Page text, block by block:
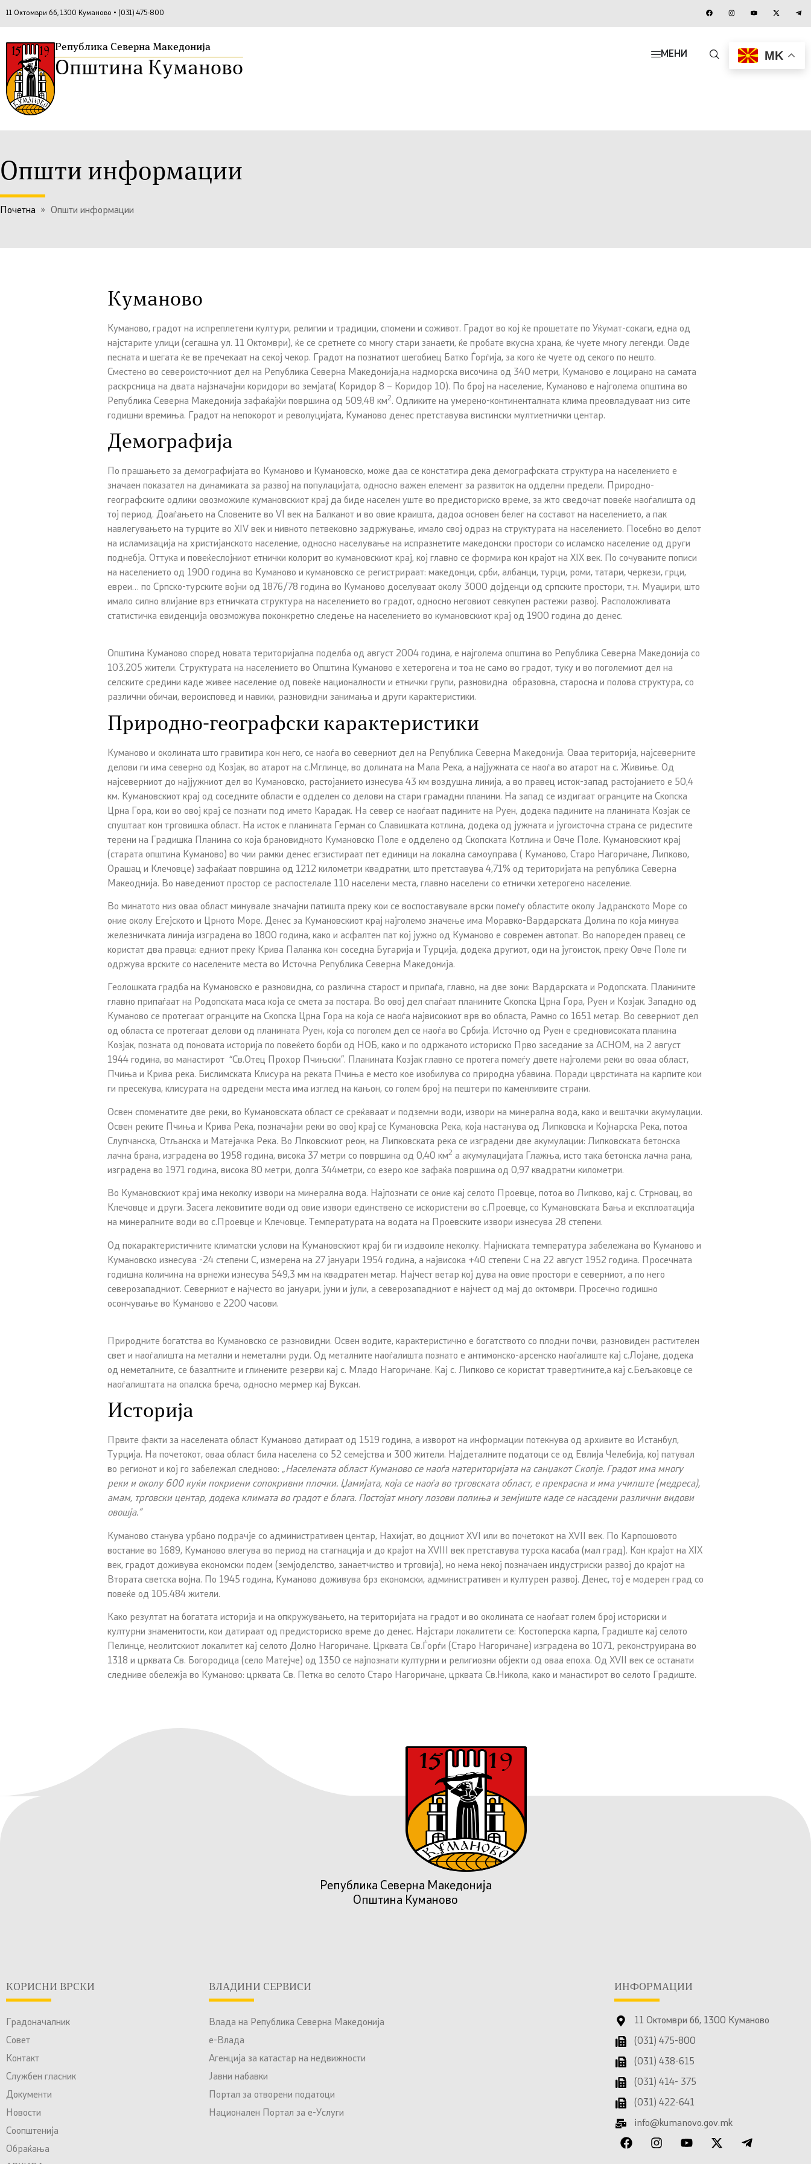
11 Октомври бб, 1300 Куманово • (031) 475-800
Република Северна Македонија
Општина Куманово
МЕНИ MK
Општи информации
Почетна » Општи информации
Куманово
Куманово, градот на испреплетени култури, религии и традиции, спомени и соживот. Градот во кој ќе прошетате по Уќумат-сокаги, една од
најстарите улици (сегашна ул. 11 Октомври), ќе се сретнете со многу стари занаети, ќе пробате вкусна храна, ќе чуете многу легенди. Овде
песната и шегата ќе ве пречекаат на секој чекор. Градот на познатиот шегобиец Батко Ѓорѓија, за кого ќе чуете од секого по нешто.
Сместено во североисточниот дел на Република Северна Македонија,на надморска височина од 340 метри, Куманово е лоцирано на самата
раскрсница на двата најзначајни коридори во земјата( Коридор 8 – Коридор 10). По број на население, Куманово е најголема општина во
Република Северна Македонија зафаќајќи површина од 509,48 км2. Одликите на умерено-континенталната клима преовладуваат низ сите
годишни времиња. Градот на непокорот и револуцијата, Куманово денес претставува вистински мултиетнички центар.
Демографија
По прашањето за демографијата во Куманово и Кумановско, може даа се констатира дека демографската структура на населението е
значаен показател на динамиката за развој на популацијата, односно важен елемент за развиток на одделни предели. Природно-
географските одлики овозможиле кумановскиот крај да биде населен уште во предисториско време, за жто сведочат повеќе наоѓалишта од
тој период. Доаѓањето на Словените во VI век на Балканот и во овие краишта, дадоа основен белег на составот на населението, а пак
навлегувањето на турците во XIV век и нивното петвековно задржување, имало свој одраз на структурата на населението. Посебно во делот
на исламизација на христијанското население, односно населување на испразнетите македонски простори со исламско население од други
поднебја. Оттука и повеќеслојниот етнички колорит во кумановскиот крај, кој главно се формира кон крајот на XIX век. По сочуваните пописи
на населението од 1900 година во Куманово и кумановско се регистрираат: македонци, срби, албанци, турци, роми, татари, черкези, грци,
евреи… по Српско-турските војни од 1876/78 година во Куманово доселуваат околу 3000 дојденци од српските простори, т.н. Муаџири, што
имало силно влијание врз етничката структура на населението во градот, односно неговиот севкупен растежи развој. Расположливата
статистичка евиденција овозможува поконкретно следење на населението во кумановскиот крај од 1900 година до денес.
Општина Куманово според новата територијална поделба од август 2004 година, е најголема општина во Република Северна Македонија со
103.205 жители. Структурата на населението во Општина Куманово е хетерогена и тоа не само во градот, туку и во поголемиот дел на
селските средини каде живее население од повеќе националности и етнички групи, разновидна образовна, старосна и полова структура, со
различни обичаи, вероисповед и навики, разновидни занимања и други карактеристики.
Природно-географски карактеристики
Куманово и околината што гравитира кон него, се наоѓа во северниот дел на Република Северна Македонија. Оваа територија, најсеверните
делови ги има северно од Козјак, во атарот на с.Мглинце, во долината на Мала Река, а најјужната се наоѓа во атарот на с. Живиње. Од
најсеверниот до најјужниот дел во Кумановско, растојанието изнесува 43 км воздушна линија, а во правец исток-запад растојанието е 50,4
км. Кумановскиот крај од соседните области е одделен со делови на стари грамадни планини. На запад се издигаат огранците на Скопска
Црна Гора, кои во овој крај се познати под името Карадак. На север се наоѓаат падините на Руен, додека падините на планината Козјак се
спуштаат кон трговишка област. На исток е планината Герман со Славишката котлина, додека од јужната и југоисточна страна се ридестите
терени на Градишка Планина со која брановидното Кумановско Поле е одделено од Скопската Котлина и Овче Поле. Кумановскиот крај
(старата општина Куманово) во чии рамки денес егзистираат пет единици на локална самоуправа ( Куманово, Старо Нагоричане, Липково,
Орашац и Клечовце) зафаќаат површина од 1212 километри квадратни, што претставува 4,71% од територијата на република Северна
Макеоднија. Во наведениот простор се распостелале 110 населени места, главно населени со етнички хетерогено население.
Во минатото низ оваа област минувале значајни патишта преку кои се воспоставувале врски помеѓу областите околу Јадранското Море со
оние околу Егејското и Црното Море. Денес за Кумановскиот крај најголемо значење има Моравко-Вардарската Долина по која минува
железничката линија изградена во 1800 година, како и асфалтен пат кој јужно од Куманово е современ автопат. Во напореден правец се
користат два правца: едниот преку Крива Паланка кон соседна Бугарија и Турција, додека другиот, оди на југоисток, преку Овче Поле ги
одржува врските со населените места во Источна Република Северна Македонија.
Геолошката градба на Кумановско е разновидна, со различна старост и припаѓа, главно, на две зони: Вардарската и Родопската. Планините
главно припаѓаат на Родопската маса која се смета за постара. Во овој дел спаѓаат планините Скопска Црна Гора, Руен и Козјак. Западно од
Куманово се протегаат огранците на Скопска Црна Гора на која се наоѓа највисокиот врв во областа, Рамно со 1651 метар. Во северниот дел
од областа се протегаат делови од планината Руен, која со поголем дел се наоѓа во Србија. Источно од Руен е средновисоката планина
Козјак, позната од поновата историја по повеќето борби од НОБ, како и по одржаното историско Прво заседание за АСНОМ, на 2 август
1944 година, во манастирот “Св.Отец Прохор Пчињски”. Планината Козјак главно се протега помеѓу двете најголеми реки во оваа област,
Пчиња и Крива река. Бислимската Клисура на реката Пчиња е место кое изобилува со природна убавина. Поради цврстината на карпите кои
ги пресекува, клисурата на одредени места има изглед на кањон, со голем број на пештери по каменливите страни.
Освен споменатите две реки, во Кумановската област се среќаваат и подземни води, извори на минерална вода, како и вештачки акумулации.
Освен реките Пчиња и Крива Река, позначајни реки во овој крај се Кумановска Река, која настанува од Липковска и Којнарска Река, потоа
Слупчанска, Отљанска и Матејачка Река. Во Лпковскиот реон, на Липковската река се изградени две акумулации: Липковската бетонска
лачна брана, изградена во 1958 година, висока 37 метри со површина од 0,40 км2 а акумулацијата Глажња, исто така бетонска лачна рана,
изградена во 1971 година, висока 80 метри, долга 344метри, со езеро кое зафаќа површина од 0,97 квадратни километри.
Во Кумановскиот крај има неколку извори на минерална вода. Најпознати се оние кај селото Проевце, потоа во Липково, кај с. Стрновац, во
Клечовце и други. Засега лековитите води од овие извори единствено се искористени во с.Проевце, со Кумановската Бања и експлоатација
на минералните води во с.Проевце и Клечовце. Температурата на водата на Проевските извори изнесува 28 степени.
Од покарактеристичните климатски услови на Кумановскиот крај би ги издвоиле неколку. Најниската температура забележана во Куманово и
Кумановско изнесува -24 степени С, измерена на 27 јануари 1954 година, а највисока +40 степени С на 22 август 1952 година. Просечната
годишна количина на врнежи изнесува 549,3 мм на квадратен метар. Најчест ветар кој дува на овие простори е северниот, а по него
северозападниот. Северниот е најчесто во јануари, јуни и јули, а северозападниот е најчест од мај до октомври. Просечно годишно
осончување во Куманово е 2200 часови.
Природните богатства во Кумановско се разновидни. Освен водите, карактеристично е богатството со плодни почви, разновиден растителен
свет и наоѓалишта на метални и неметални руди. Од металните наоѓалишта познато е антимонско-арсенско наоѓалиште кај с.Лојане, додека
од неметалните, се базалтните и глинените резерви кај с. Младо Нагоричане. Кај с. Липково се користат травертините,а кај с.Бељаковце се
наоѓалиштата на опалска бреча, односно мермер кај Вуксан.
Историја
Првите факти за населената област Куманово датираат од 1519 година, а изворот на информации потекнува од архивите во Истанбул,
Турција. На почетокот, оваа област била населена со 52 семејства и 300 жители. Најдеталните податоци се од Евлија Челебија, кој патувал
во регионот и кој го забележал следново: „Населената област Куманово се наоѓа натериторијата на санџакот Скопје. Градот има многу
реки и околу 600 куќи покриени сопокривни плочки. Џамијата, која се наоѓа во трговската област, е прекрасна и има училште (медреса),
амам, трговски центар, додека климата во градот е блага. Постојат многу лозови полиња и земјиште каде се насадени различни видови
овошја.“
Куманово станува урбано подрачје со административен центар, Нахијат, во доцниот XVI или во почетокот на XVII век. По Карпошовото
востание во 1689, Куманово влегува во период на стагнација и до крајот на XVIII век претставува турска касаба (мал град). Кон крајот на XIX
век, градот доживува економски подем (земјоделство, занаетчиство и трговија), но нема некој позначаен индустриски развој до крајот на
Втората светска војна. По 1945 година, Куманово доживува брз економски, административен и културен развој. Денес, тој е модерен град со
повеќе од 105.484 жители.
Како резултат на богатата историја и на опкружувањето, на територијата на градот и во околината се наоѓаат голем број историски и
културни знаменитости, кои датираат од предисториско време до денес. Најстари локалитети се: Костоперска карпа, Градиште кај селото
Пелинце, неолитскиот локалитет кај селото Долно Нагоричане. Црквата Св.Ѓорѓи (Старо Нагоричане) изградена во 1071, реконструирана во
1318 и црквата Св. Богородица (село Матејче) од 1350 се најпознати културни и религиозни објекти од оваа епоха. Од XVII век се останати
следниве обележја во Куманово: црквата Св. Петка во селото Старо Нагоричане, црквата Св.Никола, како и манастирот во селото Градиште.
Република Северна Македонија
Општина Куманово
КОРИСНИ ВРСКИ
Градоначалник
Совет
Контакт
Службен гласник
Документи
Новости
Соопштенија
Обраќања
ВЛАДИНИ СЕРВИСИ
Влада на Република Северна Македонија
е-Влада
Агенција за катастар на недвижности
Јавни набавки
Портал за отворени податоци
Национален Портал за е-Услуги
ИНФОРМАЦИИ
11 Октомври бб, 1300 Куманово
(031) 475-800
(031) 438-615
(031) 414- 375
(031) 422-641
info@kumanovo.gov.mk